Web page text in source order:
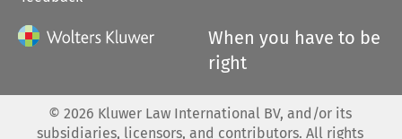
When you have to be
right
© 2026 Kluwer Law International BV, and/or its
subsidiaries, licensors, and contributors. All rights